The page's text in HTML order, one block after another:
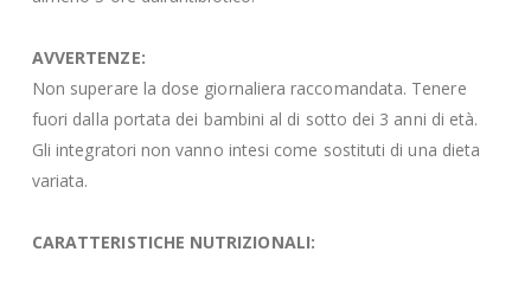
AVVERTENZE:
Non superare la dose giornaliera raccomandata. Tenere
fuori dalla portata dei bambini al di sotto dei 3 anni di età.
Gli integratori non vanno intesi come sostituti di una dieta
variata.
CARATTERISTICHE NUTRIZIONALI: